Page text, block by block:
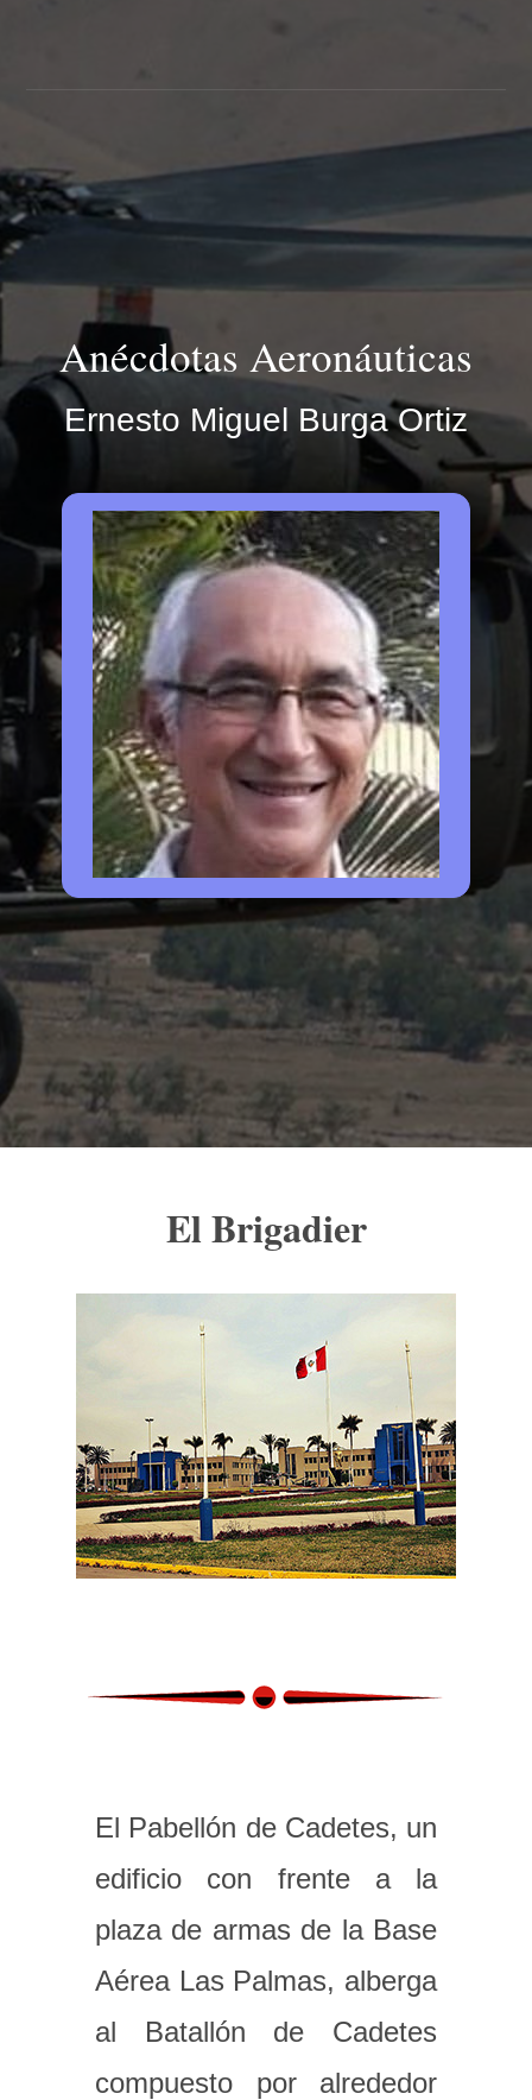
Anécdotas Aeronáuticas
Ernesto Miguel Burga Ortiz
El Brigadier
El Pabellón de Cadetes, un
edificio con frente a la
plaza de armas de la Base
Aérea Las Palmas, alberga
al Batallón de Cadetes
compuesto por alrededor